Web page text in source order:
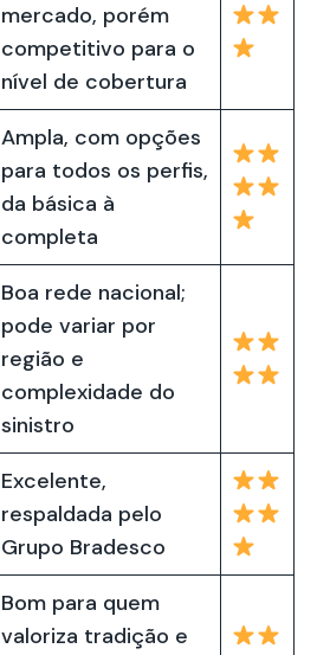
mercado, porém
competitivo para o
nível de cobertura
Ampla, com opções
para todos os perfis,
da básica à
completa
Boa rede nacional;
pode variar por
região e
complexidade do
sinistro
Excelente,
respaldada pelo
Grupo Bradesco
Bom para quem
valoriza tradição e